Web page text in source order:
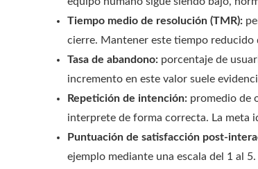
Tiempo medio de resolución (TMR):
cierre. Mantener este tiempo reducido
Tasa de abandono: porcentaje de
incremento en este valor suele
Repetición de intención: promedio de
interprete de forma correcta. La meta
Puntuación de satisfacción
ejemplo mediante una escala del 1 al